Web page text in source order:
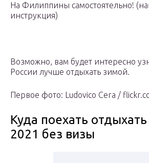
На Филиппины самостоятельно!
инструкция)
Возможно, вам будет интересно
России лучше отдыхать зимой.
Первое фото: Ludovico Cera /
Куда поехать
2021 без визы